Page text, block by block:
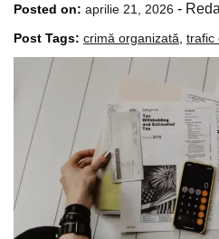
Posted on: aprilie 21, 2026 -
Post Tags: crimă organizată, trafic